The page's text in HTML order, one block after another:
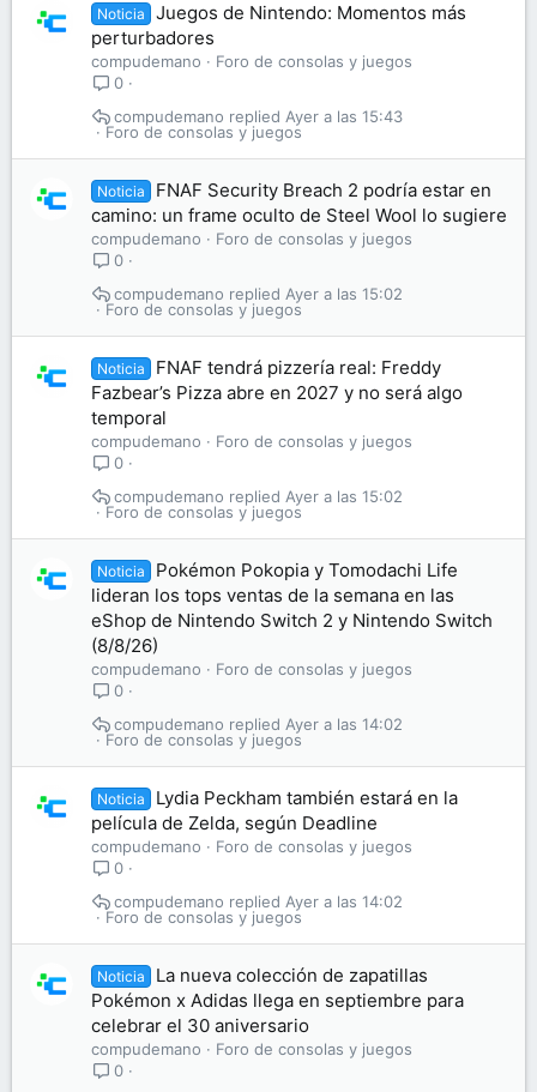
Noticia
Juegos de Nintendo: Momentos más
perturbadores
compudemano
Foro de consolas y juegos
0
Foro de consolas y juegos
Ayer a las 15:43
compudemano
Noticia
FNAF Security Breach 2 podría estar en
camino: un frame oculto de Steel Wool lo sugiere
compudemano
Foro de consolas y juegos
0
Foro de consolas y juegos
Ayer a las 15:02
compudemano
Noticia
FNAF tendrá pizzería real: Freddy
Fazbear’s Pizza abre en 2027 y no será algo
temporal
compudemano
Foro de consolas y juegos
0
Foro de consolas y juegos
Ayer a las 15:02
compudemano
Noticia
Pokémon Pokopia y Tomodachi Life
lideran los tops ventas de la semana en las
eShop de Nintendo Switch 2 y Nintendo Switch
(8/8/26)
compudemano
Foro de consolas y juegos
0
Foro de consolas y juegos
Ayer a las 14:02
compudemano
Noticia
Lydia Peckham también estará en la
película de Zelda, según Deadline
compudemano
Foro de consolas y juegos
0
Foro de consolas y juegos
Ayer a las 14:02
compudemano
Noticia
La nueva colección de zapatillas
Pokémon x Adidas llega en septiembre para
celebrar el 30 aniversario
compudemano
Foro de consolas y juegos
0